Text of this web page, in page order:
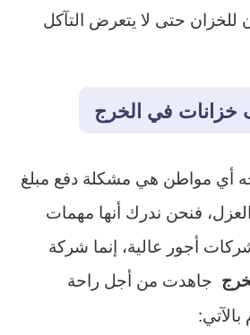
للخزان حتى لا يتعرض التآكل
في الخرج
أي مواطن هي مشكلة دفع مبلغ
فنحن ندرك أنها مهمات
أجور عالية، إنما شركة
جاهدت من أجل راحة